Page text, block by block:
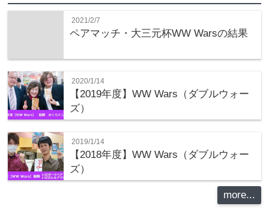
2021/2/7
ペアマッチ・大三元杯WW Warsの結果
2020/1/14
【2019年度】WW Wars（ダブルウォー
ズ）
2019/1/14
【2018年度】WW Wars（ダブルウォー
ズ）
more...